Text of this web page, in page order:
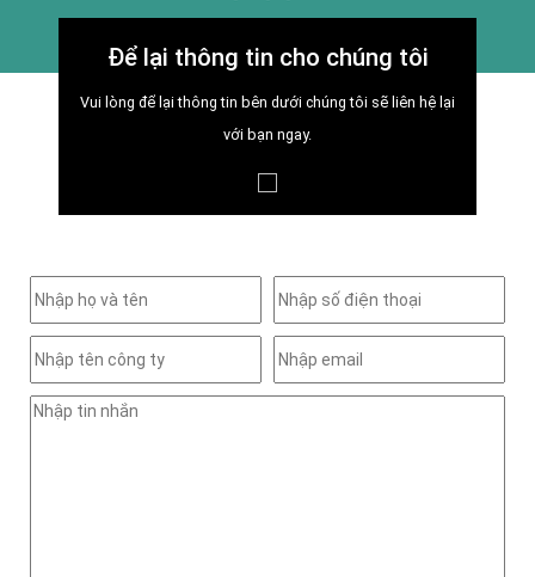
Để lại thông tin cho chúng tôi
Vui lòng để lại thông tin bên dưới chúng tôi sẽ liên hệ lại
với bạn ngay.